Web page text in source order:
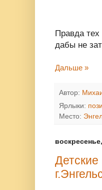
Правда тех
дабы не
Дальше »
Автор:
Ярлыки:
Место: